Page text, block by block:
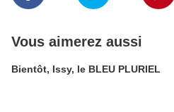
Vous aimerez aussi
Bientôt, Issy, le BLEU PLURIEL